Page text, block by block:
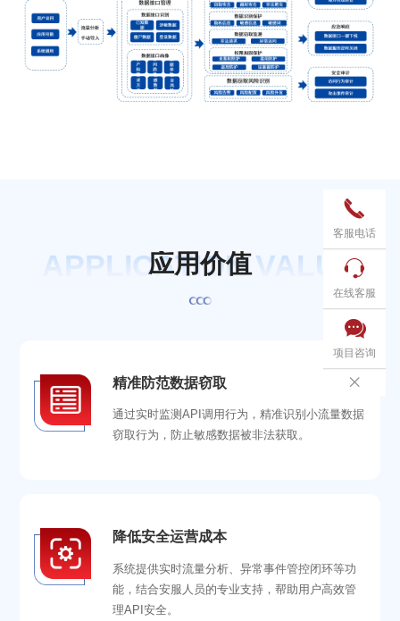
APPLICATION VALUE
应用价值
精准防范数据窃取
通过实时监测API调用行为，精准识别小流量数据
窃取行为，防止敏感数据被非法获取。
降低安全运营成本
系统提供实时流量分析、异常事件管控闭环等功
能，结合安服人员的专业支持，帮助用户高效管
理API安全。

客服电话

在线客服

项目咨询
